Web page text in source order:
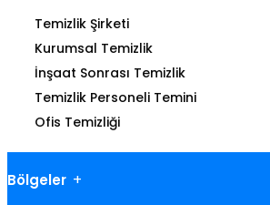
Temizlik Şirketi
Kurumsal Temizlik
İnşaat Sonrası Temizlik
Temizlik Personeli Temini
Ofis Temizliği
Bölgeler